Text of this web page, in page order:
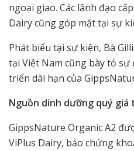
ngoại giao. Các lãnh đạo
Dairy cũng góp mặt tại sự
Phát biểu tại sự kiện, Bà
tại Việt Nam cũng bày tỏ
triển dài hạn của
Nguồn dinh dưỡng quý
GippsNature Organic A2
ViPlus Dairy, bảo chứng